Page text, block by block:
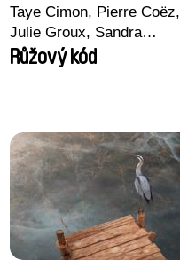
Taye Cimon, Pierre Coëz,
Julie Groux, Sandra
Leydier, Manuarii Morel,
Romain Seisson
Růžový kód